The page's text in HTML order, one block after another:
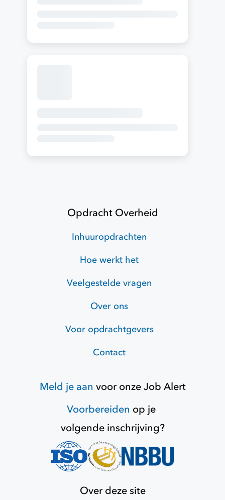
Opdracht Overheid
Inhuuropdrachten
Hoe werkt het
Veelgestelde vragen
Over ons
Voor opdrachtgevers
Contact
Meld je aan voor onzeJob Alert
Voorbereiden op je
volgende inschrijving?
Over deze site